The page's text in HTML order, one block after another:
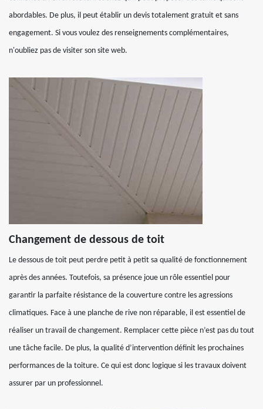
abordables. De plus, il peut établir un devis totalement gratuit et sans
engagement. Si vous voulez des renseignements complémentaires,
n'oubliez pas de visiter son site web.
Changement de dessous de toit
Le dessous de toit peut perdre petit à petit sa qualité de fonctionnement
après des années. Toutefois, sa présence joue un rôle essentiel pour
garantir la parfaite résistance de la couverture contre les agressions
climatiques. Face à une planche de rive non réparable, il est essentiel de
réaliser un travail de changement. Remplacer cette pièce n’est pas du tout
une tâche facile. De plus, la qualité d’intervention définit les prochaines
performances de la toiture. Ce qui est donc logique si les travaux doivent
assurer par un professionnel.